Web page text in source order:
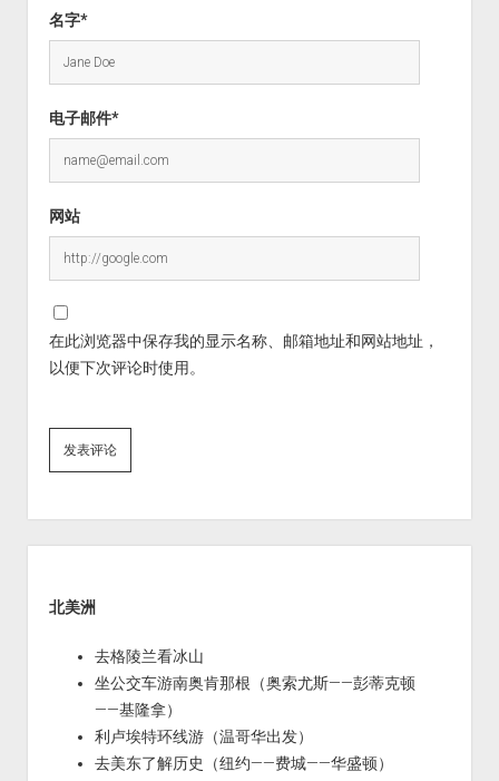
名字*
电子邮件*
网站
在此浏览器中保存我的显示名称、邮箱地址和网站地址，
以便下次评论时使用。
北美洲
去格陵兰看冰山
坐公交车游南奥肯那根（奥索尤斯——彭蒂克顿
——基隆拿）
利卢埃特环线游（温哥华出发）
去美东了解历史（纽约——费城——华盛顿）